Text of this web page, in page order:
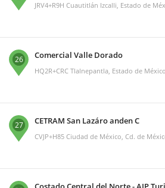
JRV4+R9H Cuautitlán Izcalli, Estado de
26 Comercial Valle Dorado
HQ2R+CRC Tlalnepantla, Estado de
27 CETRAM San Lazáro anden C
CVJP+H85 Ciudad de México, Cd. de